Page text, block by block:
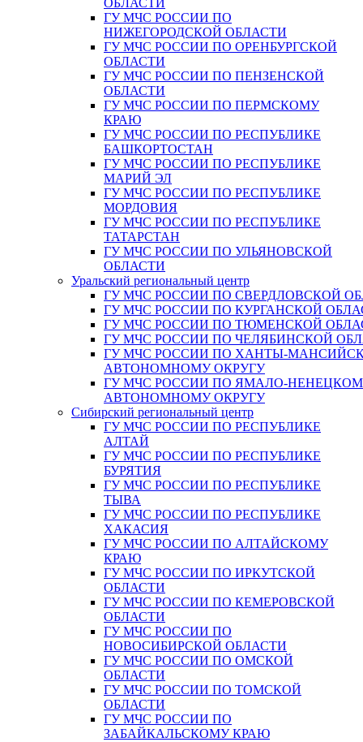
ОБЛАСТИ
ГУ МЧС РОССИИ ПО
НИЖЕГОРОДСКОЙ ОБЛАСТИ
ГУ МЧС РОССИИ ПО ОРЕНБУРГСКОЙ
ОБЛАСТИ
ГУ МЧС РОССИИ ПО ПЕНЗЕНСКОЙ
ОБЛАСТИ
ГУ МЧС РОССИИ ПО ПЕРМСКОМУ
КРАЮ
ГУ МЧС РОССИИ ПО РЕСПУБЛИКЕ
БАШКОРТОСТАН
ГУ МЧС РОССИИ ПО РЕСПУБЛИКЕ
МАРИЙ ЭЛ
ГУ МЧС РОССИИ ПО РЕСПУБЛИКЕ
МОРДОВИЯ
ГУ МЧС РОССИИ ПО РЕСПУБЛИКЕ
ТАТАРСТАН
ГУ МЧС РОССИИ ПО УЛЬЯНОВСКОЙ
ОБЛАСТИ
Уральский региональный центр
ГУ МЧС РОССИИ ПО СВЕРДЛОВСКОЙ
ГУ МЧС РОССИИ ПО КУРГАНСКОЙ
ГУ МЧС РОССИИ ПО ТЮМЕНСКОЙ
ГУ МЧС РОССИИ ПО ЧЕЛЯБИНСКОЙ
ГУ МЧС РОССИИ ПО ХАНТЫ-
АВТОНОМНОМУ ОКРУГУ
ГУ МЧС РОССИИ ПО ЯМАЛО-
АВТОНОМНОМУ ОКРУГУ
Сибирский региональный центр
ГУ МЧС РОССИИ ПО РЕСПУБЛИКЕ
АЛТАЙ
ГУ МЧС РОССИИ ПО РЕСПУБЛИКЕ
БУРЯТИЯ
ГУ МЧС РОССИИ ПО РЕСПУБЛИКЕ
ТЫВА
ГУ МЧС РОССИИ ПО РЕСПУБЛИКЕ
ХАКАСИЯ
ГУ МЧС РОССИИ ПО АЛТАЙСКОМУ
КРАЮ
ГУ МЧС РОССИИ ПО ИРКУТСКОЙ
ОБЛАСТИ
ГУ МЧС РОССИИ ПО КЕМЕРОВСКОЙ
ОБЛАСТИ
ГУ МЧС РОССИИ ПО
НОВОСИБИРСКОЙ ОБЛАСТИ
ГУ МЧС РОССИИ ПО ОМСКОЙ
ОБЛАСТИ
ГУ МЧС РОССИИ ПО ТОМСКОЙ
ОБЛАСТИ
ГУ МЧС РОССИИ ПО
ЗАБАЙКАЛЬСКОМУ КРАЮ